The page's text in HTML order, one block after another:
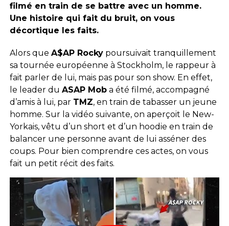
filmé en train de se battre avec un homme.
Une histoire qui fait du bruit, on vous
décortique les faits.
Alors que A$AP Rockypoursuivait tranquillement
sa tournée européenne à Stockholm, le rappeur à
fait parler de lui, mais pas pour son show. En effet,
le leader du ASAP Moba été filmé, accompagné
d’amis à lui, par TMZ, en train de tabasser un jeune
homme. Sur la vidéo suivante, on aperçoit le New-
Yorkais, vêtu d’un short et d’un hoodie en train de
balancer une personne avant de lui asséner des
coups. Pour bien comprendre ces actes, on vous
fait un petit récit des faits.